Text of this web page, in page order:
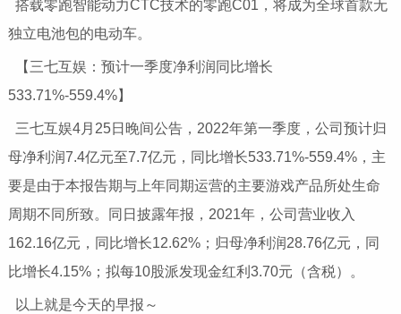
搭载零跑智能动力CTC技术的零跑C01，将成为全球首款无
独立电池包的电动车。
【三七互娱：预计一季度净利润同比增长
533.71%-559.4%】
三七互娱4月25日晚间公告，2022年第一季度，公司预计归
母净利润7.4亿元至7.7亿元，同比增长533.71%-559.4%，主
要是由于本报告期与上年同期运营的主要游戏产品所处生命
周期不同所致。同日披露年报，2021年，公司营业收入
162.16亿元，同比增长12.62%；归母净利润28.76亿元，同
比增长4.15%；拟每10股派发现金红利3.70元（含税）。
以上就是今天的早报～